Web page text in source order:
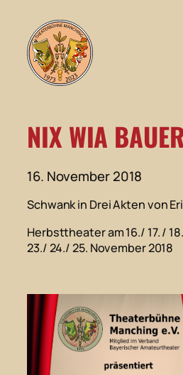
Inhalt
springen
NIX WIA
16. November 2018
Schwank in Drei Akten von
Herbsttheater am 16./ 17. /
23./ 24./ 25. November 2018